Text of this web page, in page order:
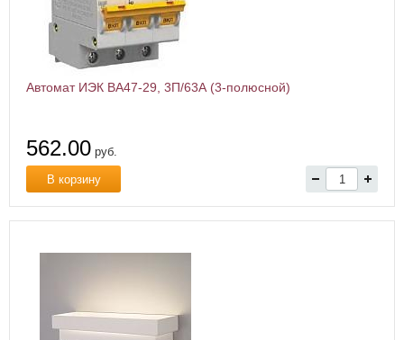
Автомат ИЭК ВА47-29, 3П/63А (3-полюсной)
562.00 руб.
В корзину